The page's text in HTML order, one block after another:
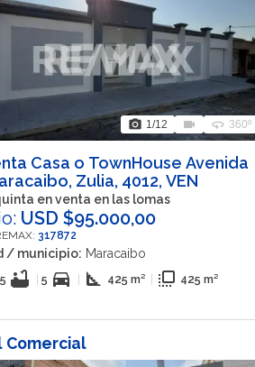
photo_camera 1/12 videocam 360 360º
Casa o TownHouse Avenida
Zulia, 4012, VEN
en venta en las lomas
USD $95.000,00
317872
/ municipio: Maracaibo
5 bathtub | 5 directions_car | square_foot 425 m² | flip_to_front 425 m²
Comercial